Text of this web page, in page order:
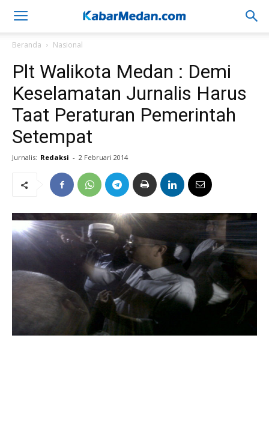
Beranda Nasional
Plt Walikota Medan : Demi
Keselamatan Jurnalis Harus
Taat Peraturan Pemerintah
Setempat
Jurnalis: Redaksi - 2 Februari 2014